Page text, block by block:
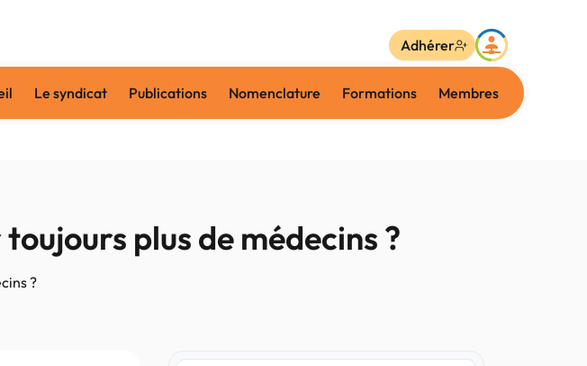
Le syndicat Publications Nomenclature Formations Membres
Adhérer
plus de médecins ?
?